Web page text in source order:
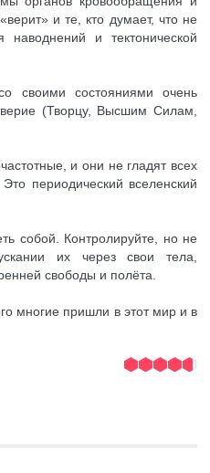
и те, кто думает, что не
и тектонической
своими состояниями очень
(Творцу, Высшим Силам,
и они не гладят всех
периодический вселенский
собой. Контролируйте, но не
их через свои тела,
свободы и полёта.
многие пришли в этот мир и в